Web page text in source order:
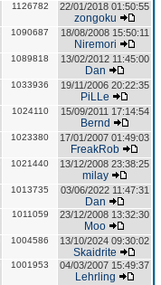
1126782 22/01/2018 01:50:55
zongoku
1090687 18/08/2008 15:50:11
Niremori
1089818 13/02/2012 11:45:00
Dan
1033936 19/11/2006 20:22:35
PiLLe
1024110 15/09/2011 17:14:54
Bernd
1023380 17/01/2007 01:49:03
FreakRob
1021440 13/12/2008 23:38:25
milay
1013735 03/06/2022 11:47:31
Dan
1011059 23/12/2008 13:32:30
Moo
1004586 13/10/2024 09:30:02
Skaidrite
1001953 04/03/2007 15:49:37
Lehrling